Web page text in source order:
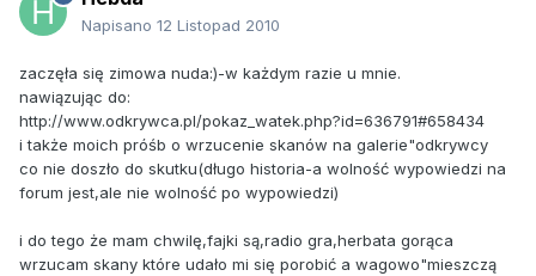
Napisano 12 Listopad 2010
zaczęła się zimowa nuda:)-w każdym razie u mnie.
nawiązując do:
http://www.odkrywca.pl/pokaz_watek.php?id=636791#658434
i także moich próśb o wrzucenie skanów na galerie"odkrywcy
co nie doszło do skutku(długo historia-a wolność wypowiedzi na
forum jest,ale nie wolność po wypowiedzi)
i do tego że mam chwilę,fajki są,radio gra,herbata gorąca
wrzucam skany które udało mi się porobić a wagowo"mieszczą